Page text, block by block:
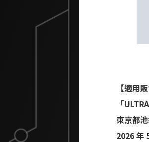
【適用
「
東京都
2026 年